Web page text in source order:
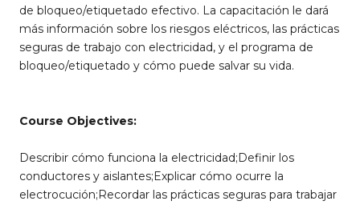
de bloqueo/etiquetado efectivo. La capacitación le dará
más información sobre los riesgos eléctricos, las prácticas
seguras de trabajo con electricidad, y el programa de
bloqueo/etiquetado y cómo puede salvar su vida.
Course Objectives:
Describir cómo funciona la electricidad;Definir los
conductores y aislantes;Explicar cómo ocurre la
electrocución;Recordar las prácticas seguras para trabajar